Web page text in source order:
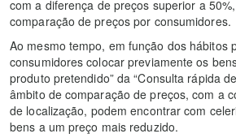
com a diferença de preços superior a
comparação de preços por consumidores.
Ao mesmo tempo, em função dos hábitos
consumidores colocar previamente os
produto pretendido” da “Consulta rápida
âmbito de comparação de preços, com a
de localização, podem encontrar com
bens a um preço mais reduzido.